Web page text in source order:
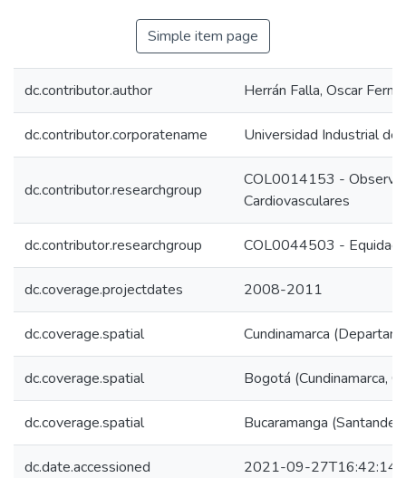
Simple item page
dc.contributor.author Herrán Falla, Oscar
dc.contributor.corporatename Universidad Industrial de
dc.contributor.researchgroup
COL0014153 -
Cardiovasculares
dc.contributor.researchgroup COL0044503 - Equidad
dc.coverage.projectdates 2008-2011
dc.coverage.spatial Cundinamarca
dc.coverage.spatial Bogotá (Cundinamarca,
dc.coverage.spatial Bucaramanga
dc.date.accessioned 2021-09-27T16:42:14Z